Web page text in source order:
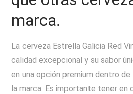
marca.
La cerveza Estrella Galicia Red
calidad excepcional y su sabor
en una opción premium dentro
la marca. Es importante tener en